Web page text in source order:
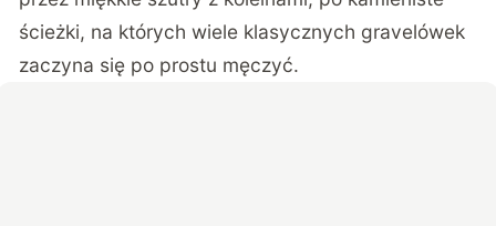
ścieżki, na których wiele klasycznych gravelówek
zaczyna się po prostu męczyć.